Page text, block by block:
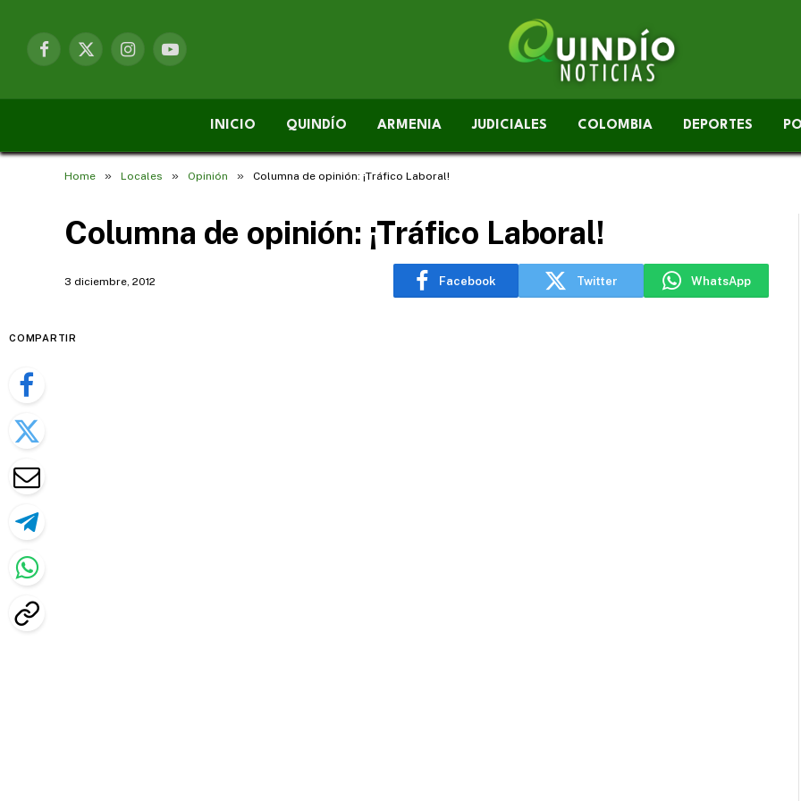
Facebook
X
InstagramYouTube
INICIO QUINDÍO ARMENIA JUDICIALES COLOMBIA DEPORTES
Home » Locales » Opinión » Columna de opinión: ¡Tráfico Laboral!
Columna de opinión: ¡Tráfico Laboral!
3 diciembre, 2012 Facebook Twitter WhatsApp
COMPARTIR